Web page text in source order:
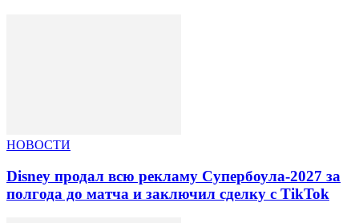
НОВОСТИ
Disney продал всю рекламу Супербоула-2027 за
полгода до матча и заключил сделку с TikTok